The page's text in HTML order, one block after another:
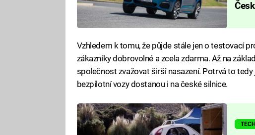
Vzhledem k tomu, že půjde stále jen o testovací
zákazníky dobrovolné a zcela zdarma. Až na
společnost zvažovat širší nasazení. Potrvá to
bezpilotní vozy dostanou i na české silnice.
TECH